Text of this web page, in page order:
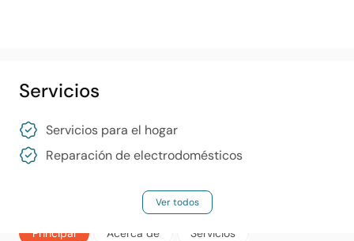
Principal Acerca de Servicios
Servicios
Servicios para el hogar
Reparación de electrodomésticos
Ver todos